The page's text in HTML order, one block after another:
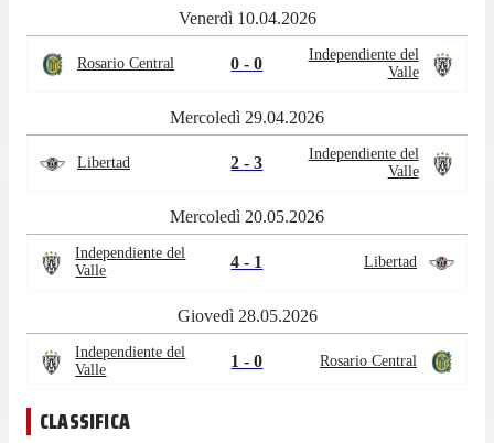
Venerdì 10.04.2026
Rosario Central 0 - 0
Independiente del
Valle
Mercoledì 29.04.2026
Libertad 2 - 3
Independiente del
Valle
Mercoledì 20.05.2026
Independiente del
Valle
4 - 1 Libertad
Giovedì 28.05.2026
Independiente del
Valle
1 - 0 Rosario Central
CLASSIFICA